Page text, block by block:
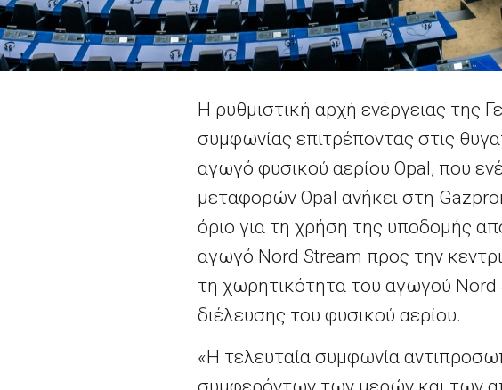
Η ρυθμιστική αρχή ενέργειας της
συμφωνίας επιτρέποντας στις
αγωγό φυσικού αερίου Opal, που
μεταφορών Opal ανήκει στη
όριο για τη χρήση της υποδομής
αγωγό Nord Stream προς την
τη χωρητικότητα του αγωγού Nord
διέλευσης του φυσικού αερίου.
«Η τελευταία συμφωνία